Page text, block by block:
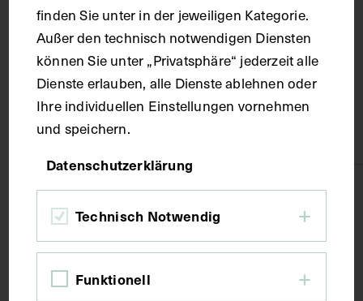
Wien
Material
Papier
Technik
Fotografie
finden Sie unter in der jeweiligen Kategorie.
Außer den technisch notwendigen Diensten
können Sie unter „Privatsphäre“ jederzeit alle
Dienste erlauben, alle Dienste ablehnen oder
Ihre individuellen Einstellungen vornehmen
und speichern.
Datenschutzerklärung
Technisch Notwendig
Funktionell